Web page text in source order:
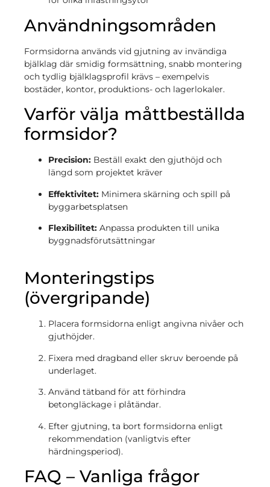
Användningsområden
Formsidorna används vid gjutning av invändiga
bjälklag där smidig formsättning, snabb montering
och tydlig bjälklagsprofil krävs – exempelvis
bostäder, kontor, produktions- och lagerlokaler.
Varför välja måttbeställda
formsidor?
Precision: Beställ exakt den gjuthöjd och
längd som projektet kräver
Effektivitet: Minimera skärning och spill på
byggarbetsplatsen
Flexibilitet: Anpassa produkten till unika
byggnadsförutsättningar
Monteringstips
(övergripande)
Placera formsidorna enligt angivna nivåer och
gjuthöjder.
Fixera med dragband eller skruv beroende på
underlaget.
Använd tätband för att förhindra
betongläckage i plåtändar.
Efter gjutning, ta bort formsidorna enligt
rekommendation (vanligtvis efter
härdningsperiod).
FAQ – Vanliga frågor